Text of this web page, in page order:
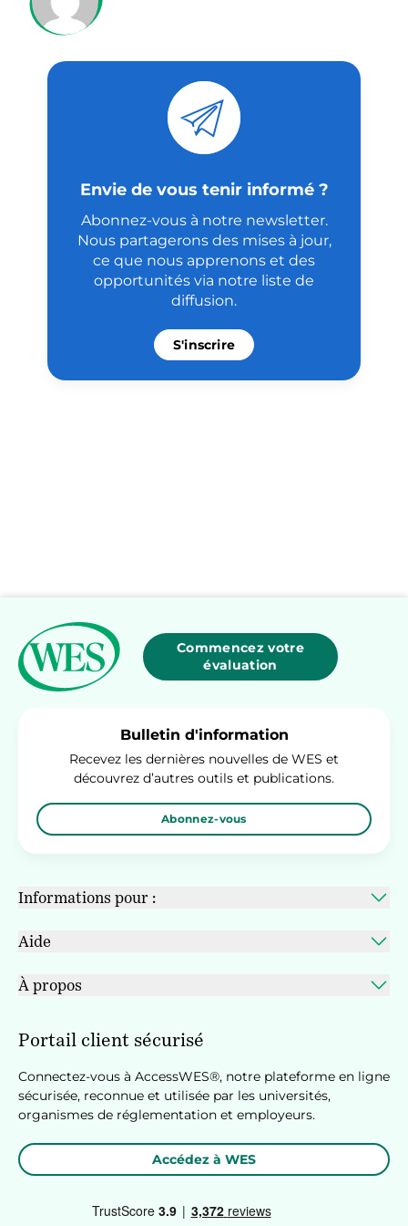
Envie de vous tenir informé ?
Abonnez-vous à notre newsletter.
Nous partagerons des mises à jour,
ce que nous apprenons et des
opportunités via notre liste de
diffusion.
S'inscrire
Commencez votre
évaluation
Bulletin d'information
Recevez les dernières nouvelles de WES et
découvrez d’autres outils et publications.
Abonnez-vous
Informations pour :
Aide
À propos
Portail client sécurisé
Connectez-vous à AccessWES®, notre plateforme en ligne
sécurisée, reconnue et utilisée par les universités,
organismes de réglementation et employeurs.
Accédez à WES